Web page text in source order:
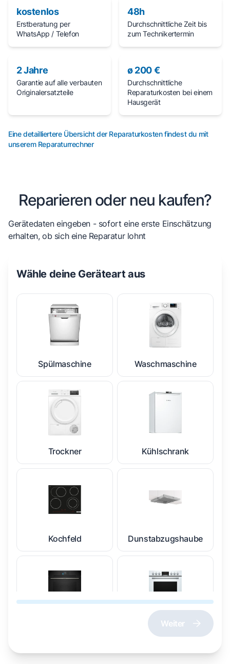
kostenlos
Erstberatung per
WhatsApp / Telefon
48h
Durchschnittliche Zeit bis
zum Technikertermin
2 Jahre
Garantie auf alle verbauten
Originalersatzteile
ø 200 €
Durchschnittliche
Reparaturkosten bei einem
Hausgerät
Eine detailliertere Übersicht der Reparaturkosten findest du mit
unserem Reparaturrechner
Reparieren oder neu kaufen?
Gerätedaten eingeben - sofort eine erste Einschätzung
erhalten, ob sich eine Reparatur lohnt
Wähle deine Geräteart aus
Spülmaschine Waschmaschine
Trockner Kühlschrank
Kochfeld Dunstabzugshaube
Herd und Backofen
Weiter